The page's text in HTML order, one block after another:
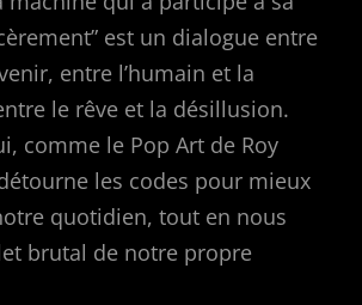
est un dialogue entre
entre l’humain et la
le rêve et la désillusion.
comme le Pop Art de Roy
les codes pour mieux
quotidien, tout en nous
brutal de notre propre